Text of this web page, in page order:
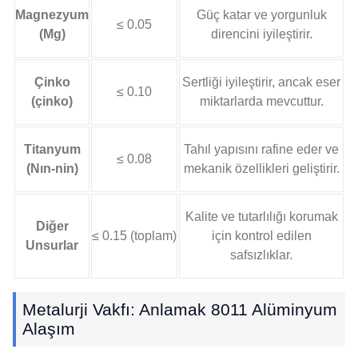
Magnezyum
(Mg)
≤ 0.05
Güç katar ve yorgunluk
direncini iyileştirir.
Çinko
(çinko)
≤ 0.10
Sertliği iyileştirir, ancak eser
miktarlarda mevcuttur.
Titanyum
(Nın-nin)
≤ 0.08
Tahıl yapısını rafine eder ve
mekanik özellikleri geliştirir.
Diğer
Unsurlar
≤ 0.15 (toplam)
Kalite ve tutarlılığı korumak
için kontrol edilen
safsızlıklar.
Metalurji Vakfı: Anlamak 8011 Alüminyum
Alaşım